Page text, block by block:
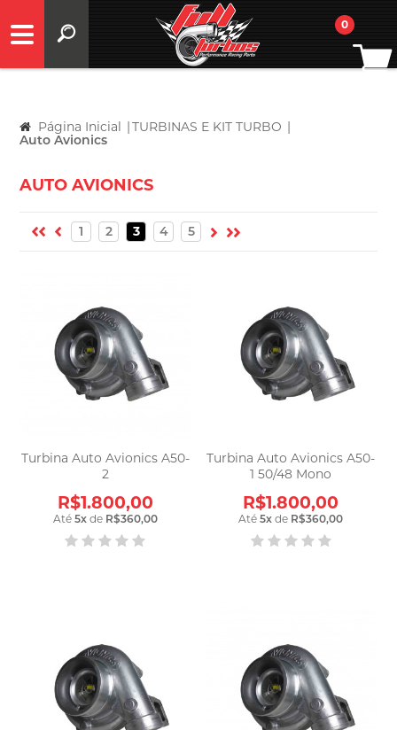
0
Página Inicial |TURBINAS E KIT TURBO |
Auto Avionics
AUTO AVIONICS
1 2 3 4 5
Turbina Auto Avionics A50-
2
R$1.800,00
Até 5xde R$360,00
Turbina Auto Avionics A50-
1 50/48 Mono
R$1.800,00
Até5x de R$360,00